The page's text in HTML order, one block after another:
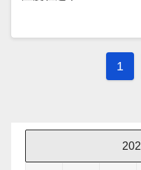
文
分
页
1